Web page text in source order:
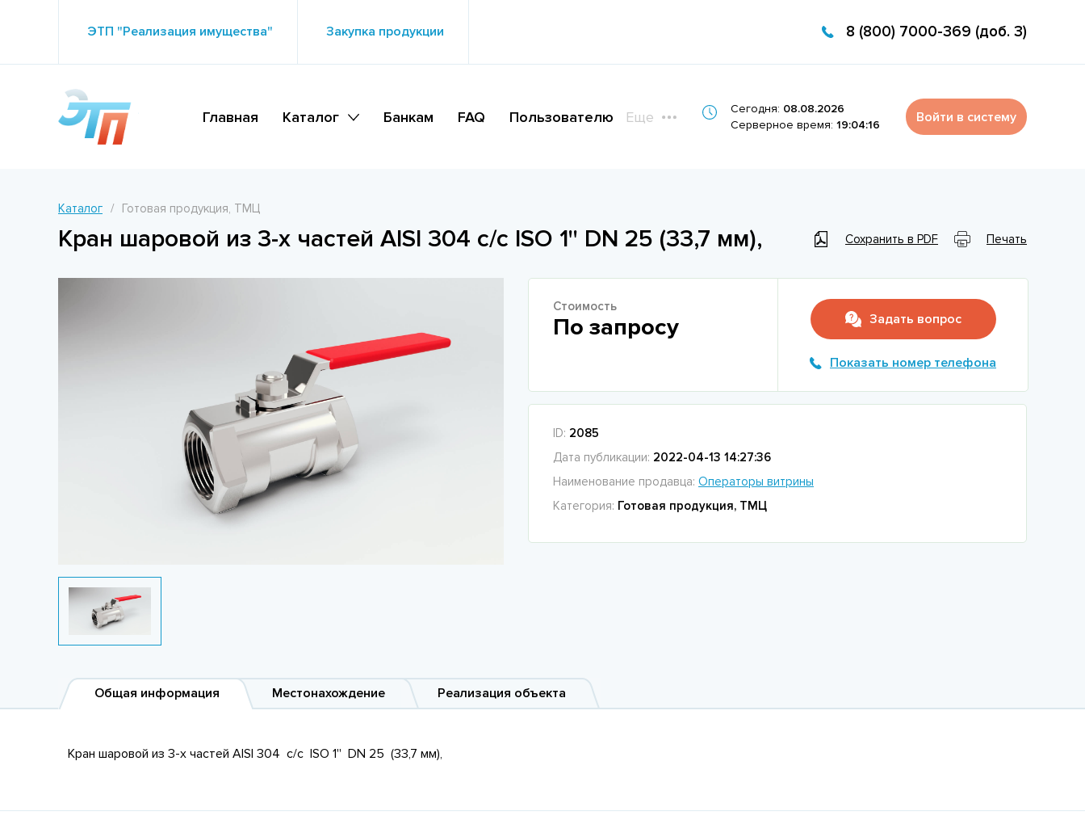
ЭТП "Реализация имущества" Закупка продукции 8 (800) 7000-369 (доб. 3)
Главная Каталог Банкам FAQ Пользователю Еще Сегодня: 08.08.2026
Серверное время: 19:04:16 Войти в систему
Каталог Готовая продукция, ТМЦ
Кран шаровой из 3-х частей AISI 304 с/с ISO 1'' DN 25 (33,7 мм), Сохранить в PDF Печать
Стоимость
По запросу Задать вопрос
Показать номер телефона
ID: 2085
Дата публикации: 2022-04-13 14:27:36
Наименование продавца: Операторы витрины
Категория: Готовая продукция, ТМЦ
Общая информация Местонахождение Реализация объекта
Кран шаровой из 3-х частей AISI 304 с/с ISO 1'' DN 25 (33,7 мм),